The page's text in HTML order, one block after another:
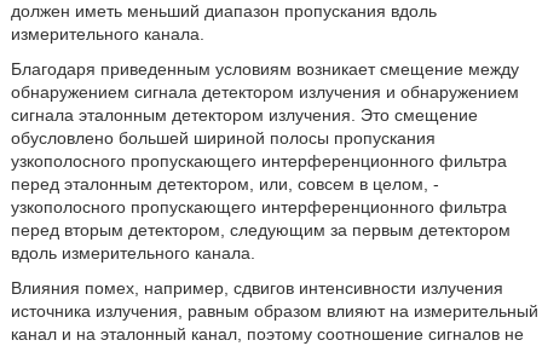
должен иметь меньший диапазон пропускания вдоль
измерительного канала.
Благодаря приведенным условиям возникает смещение между
обнаружением сигнала детектором излучения и обнаружением
сигнала эталонным детектором излучения. Это смещение
обусловлено большей шириной полосы пропускания
узкополосного пропускающего интерференционного фильтра
перед эталонным детектором, или, совсем в целом, -
узкополосного пропускающего интерференционного фильтра
перед вторым детектором, следующим за первым детектором
вдоль измерительного канала.
Влияния помех, например, сдвигов интенсивности излучения
источника излучения, равным образом влияют на измерительный
канал и на эталонный канал, поэтому соотношение сигналов не